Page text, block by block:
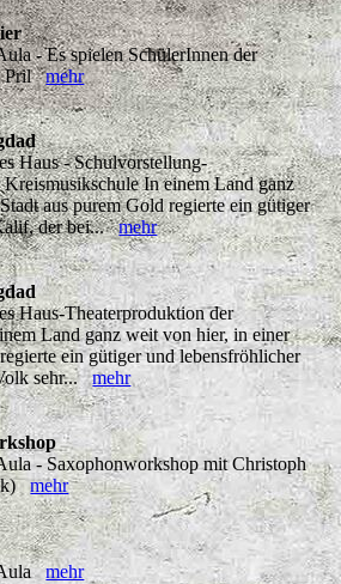
- Es spielen SchülerInnen der
Prilmehr
Haus - Schulvorstellung-
In einem Land ganz
aus purem Gold regierte ein gütiger
der bei...mehr
Haus-Theaterproduktion der
Land ganz weit von hier, in einer
ein gütiger und lebensfröhlicher
sehr...mehr
- Saxophonworkshop mit Christoph
mehr
Aulamehr